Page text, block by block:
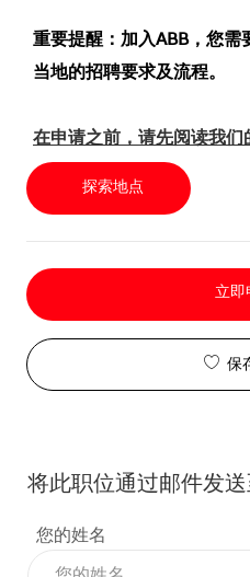
重要提醒：加入ABB，您需
当地的招聘要求及流程。
在申请之前，请先阅读我们
探索地点
立即
保
将此职位通过邮件发
您的姓名